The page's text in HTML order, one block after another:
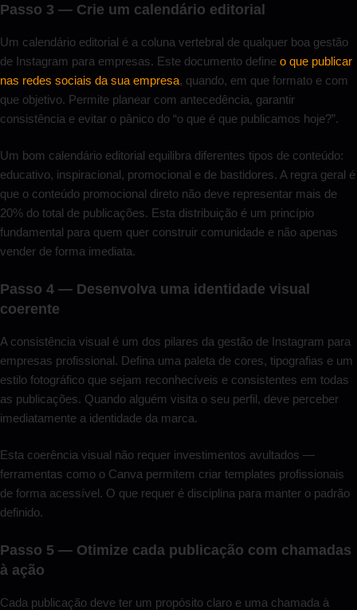
Passo 3 — Crie um calendário editorial
Um calendário editorial é a coluna vertebral de qualquer boa gestão
de Instagram para empresas. Este documento define o que publicar
nas redes sociais da sua empresa, quando, em que formato e com
que objetivo. Permite planear com antecedência, garantir
consistência e evitar o pânico do “o que é que publicamos hoje?”.
Um bom calendário editorial equilibra diferentes tipos de conteúdo:
educativo, inspiracional, promocional e de bastidores. A regra geral é
que o conteúdo promocional direto não deve representar mais de
20% do total de publicações. Esta distribuição é um princípio
fundamental para quem quer construir comunidade e não apenas
vender de forma imediata.
Passo 4 — Desenvolva uma identidade visual
coerente
A consistência visual é um dos pilares da gestão de Instagram para
empresas profissional. Defina uma paleta de cores, tipografias e um
estilo fotográfico que sejam reconhecíveis e consistentes em todas
as publicações. Quando alguém visita o seu perfil, deve perceber
imediatamente a identidade da marca.
Esta coerência visual não requer investimentos avultados —
ferramentas como o Canva permitem criar templates profissionais
de forma acessível. O que requer é disciplina para manter o padrão
definido.
Passo 5 — Otimize cada publicação com chamadas
à ação
Cada publicação deve ter um propósito claro e uma chamada à